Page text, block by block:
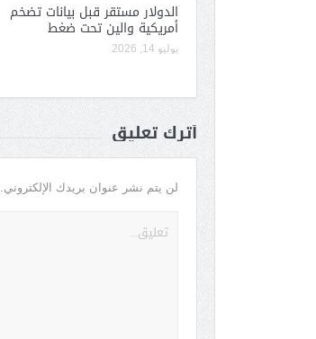
الدولار مستقر قبل بيانات تضخم
أمريكية والين تحت ضغط
يوليو 14, 2026
أترك تعليق
لن يتم نشر عنوان بريدك الإلكتروني.